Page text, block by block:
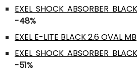
EXEL SHOCK ABSORBER
-48%
EXEL E-LITE BLACK 2.6 OVAL MB
EXEL SHOCK ABSORBER
-51%